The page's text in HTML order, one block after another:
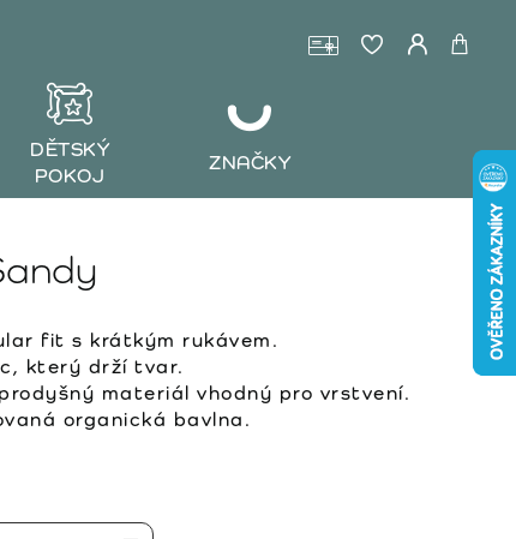
DĚTSKÝ
POKOJ
ZNAČKY
fit s krátkým rukávem.
který drží tvar.
materiál vhodný pro vrstvení.
organická bavlna.